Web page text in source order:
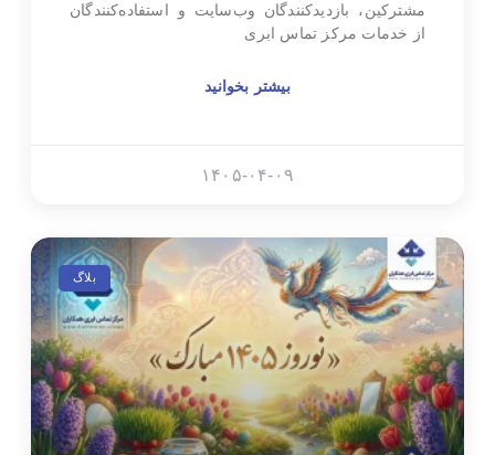
مشترکین، بازدیدکنندگان وب‌سایت و استفاده‌کنندگان
از خدمات مرکز تماس ابری
بیشتر بخوانید
۱۴۰۵-۰۴-۰۹
بلاگ